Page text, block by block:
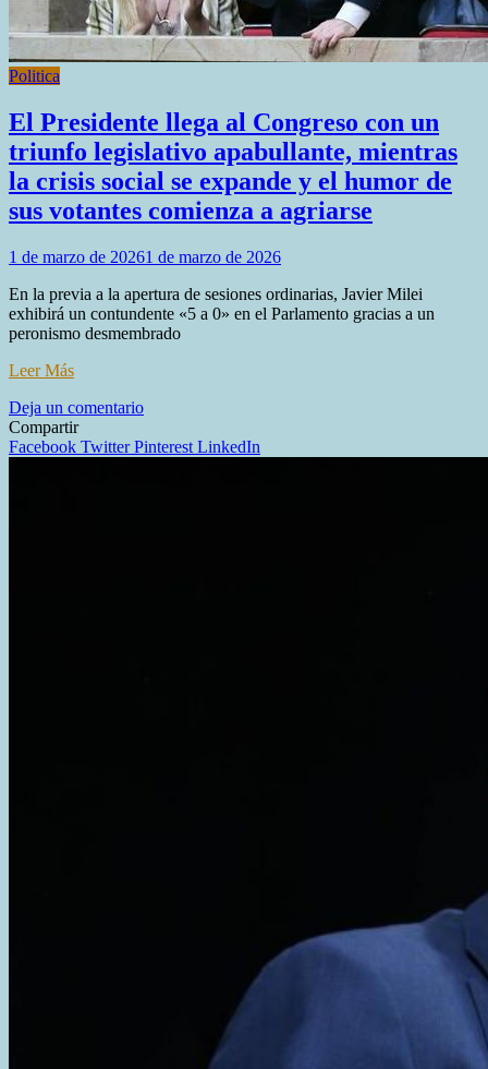
Politica
El Presidente llega al Congreso con un
triunfo legislativo apabullante, mientras
la crisis social se expande y el humor de
sus votantes comienza a agriarse
1 de marzo de 20261 de marzo de 2026
En la previa a la apertura de sesiones ordinarias, Javier Milei
exhibirá un contundente «5 a 0» en el Parlamento gracias a un
peronismo desmembrado
Leer Más
Deja un comentarioen
Presidente
Compartir
Facebook TwitterPinterest LinkedIn